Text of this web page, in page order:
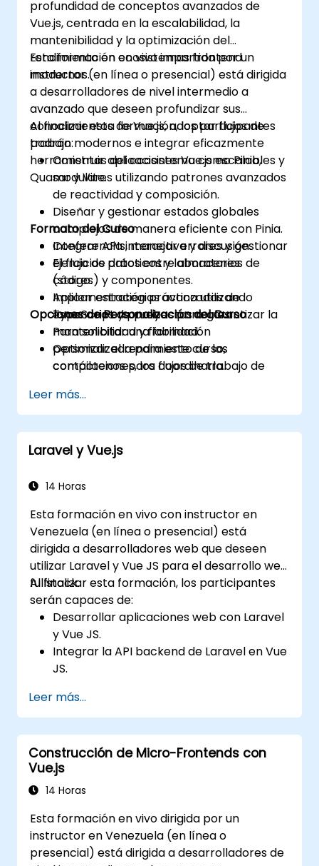
profundidad de conceptos avanzados de
Vue.js, centrada en la escalabilidad, la
mantenibilidad y la optimización del
rendimiento en ecosistemas frontend
modernos.
Esta formación en vivo impartida por un
instructor (en línea o presencial) está dirigida
a desarrolladores de nivel intermedio a
avanzado que deseen profundizar sus
conocimientos de Vue.js, adoptar flujos de
trabajo modernos e integrar eficazmente
herramientas del ecosistema como Pinia,
Quasar y Vite.
Al finalizar esta formación, los participantes
podrán:
Construir aplicaciones Vue.js escalables y
modulares utilizando patrones avanzados
de reactividad y composición.
Diseñar y gestionar estados globales
complejos de manera eficiente con Pinia.
Integrar APIs, manejar errores y gestionar
el flujo de datos entre almacenes
(stores) y componentes.
Aplicar estrategias avanzadas de
TypeScript y pruebas para garantizar la
mantenibilidad y fiabilidad.
Optimizar el rendimiento de las
compilaciones, los flujos de trabajo de
Formato del Curso
Conferencia interactiva y discusión.
Ejercicios prácticos y laboratorios de
código.
Implementación práctica utilizando
escenarios de proyectos reales.
Opciones de Personalización del Curso
Para solicitar una formación
personalizada para este curso,
contáctenos para coordinarla.
Leer más...
Laravel y Vue.js
14 Horas
Esta formación en vivo con instructor en
Venezuela (en línea o presencial) está
dirigida a desarrolladores web que deseen
utilizar Laravel y Vue JS para el desarrollo web
fullstack.
Al finalizar esta formación, los participantes
serán capaces de:
Desarrollar aplicaciones web con Laravel
y Vue JS.
Integrar la API backend de Laravel en Vue
JS.
Leer más...
Construcción de Micro-Frontends con
Vue.js
14 Horas
Esta formación en vivo dirigida por un
instructor en Venezuela (en línea o
presencial) está dirigida a desarrolladores de